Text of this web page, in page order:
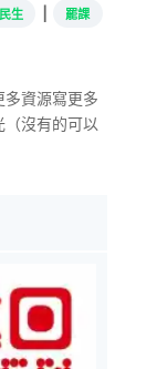
民生 | 罷課
資源寫更多
沒有的可以